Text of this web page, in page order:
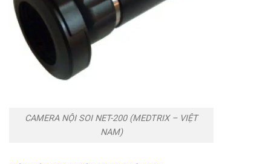
CAMERA NỘI SOI NET-200 (MEDTRIX – VIỆT
NAM)